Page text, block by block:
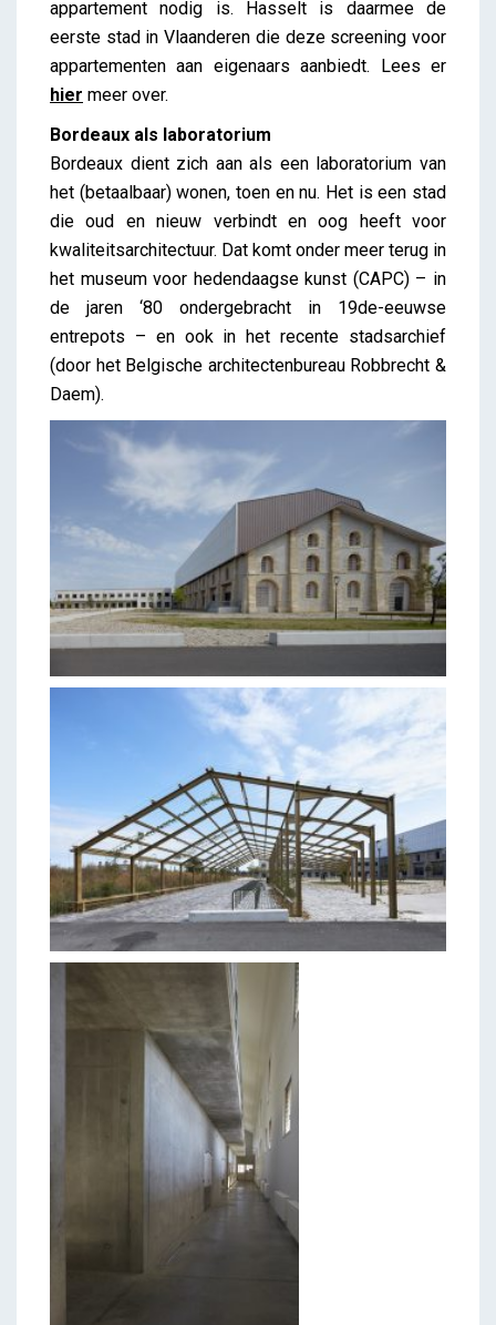
appartement nodig is. Hasselt is daarmee de
eerste stad in Vlaanderen die deze screening voor
appartementen aan eigenaars aanbiedt. Lees er
hier meer over.
Bordeaux als laboratorium
Bordeaux dient zich aan als een laboratorium van
het (betaalbaar) wonen, toen en nu. Het is een stad
die oud en nieuw verbindt en oog heeft voor
kwaliteitsarchitectuur. Dat komt onder meer terug in
het museum voor hedendaagse kunst (CAPC) – in
de jaren ‘80 ondergebracht in 19de-eeuwse
entrepots – en ook in het recente stadsarchief
(door het Belgische architectenbureau Robbrecht &
Daem).